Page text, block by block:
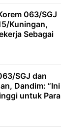
063/SGJ
Kuningan,
Sebagai
SGJ dan
Dandim: “Ini
untuk Para